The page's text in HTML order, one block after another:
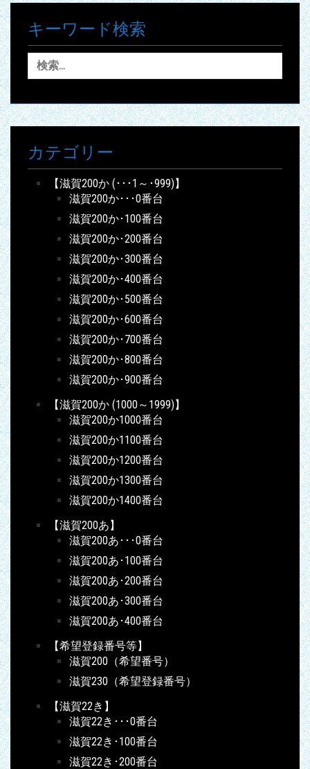
キーワード検索
検
索:
カテゴリー
【滋賀200か (･･･1～･999)】
滋賀200か･･･0番台
滋賀200か･100番台
滋賀200か･200番台
滋賀200か･300番台
滋賀200か･400番台
滋賀200か･500番台
滋賀200か･600番台
滋賀200か･700番台
滋賀200か･800番台
滋賀200か･900番台
【滋賀200か (1000～1999)】
滋賀200か1000番台
滋賀200か1100番台
滋賀200か1200番台
滋賀200か1300番台
滋賀200か1400番台
【滋賀200あ】
滋賀200あ･･･0番台
滋賀200あ･100番台
滋賀200あ･200番台
滋賀200あ･300番台
滋賀200あ･400番台
【希望登録番号等】
滋賀200（希望番号）
滋賀230（希望登録番号）
【滋賀22き】
滋賀22き･･･0番台
滋賀22き･100番台
滋賀22き･200番台